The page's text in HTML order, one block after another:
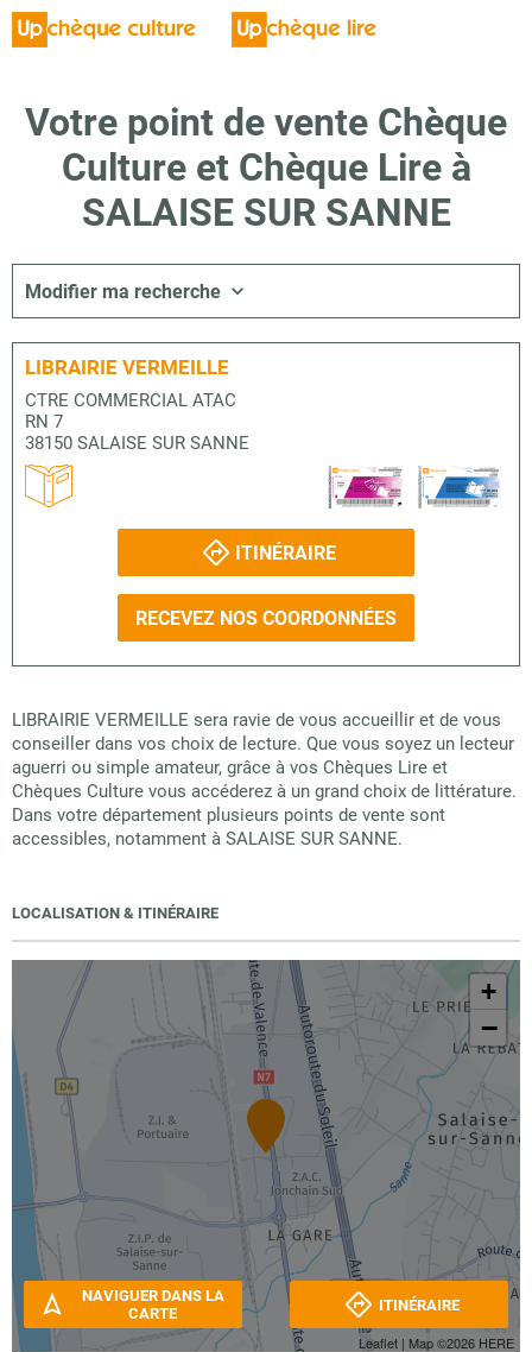
Votre point de vente Chèque
Culture et Chèque Lire à
SALAISE SUR SANNE
Modifier ma recherche
LIBRAIRIE VERMEILLE
CTRE COMMERCIAL ATAC
RN 7
38150 SALAISE SUR SANNE
ITINÉRAIRE
RECEVEZ NOS COORDONNÉES
LIBRAIRIE VERMEILLE sera ravie de vous accueillir et de vous
conseiller dans vos choix de lecture. Que vous soyez un lecteur
aguerri ou simple amateur, grâce à vos Chèques Lire et
Chèques Culture vous accéderez à un grand choix de littérature.
Dans votre département plusieurs points de vente sont
accessibles, notamment à SALAISE SUR SANNE.
LOCALISATION & ITINÉRAIRE
+
−
Leaflet | Map ©2026 HERE
NAVIGUER DANS LA
CARTE
ITINÉRAIRE